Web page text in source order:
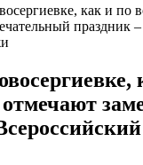
как и по
праздник